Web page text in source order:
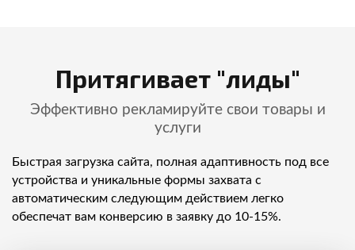
Притягивает "лиды"
Эффективно рекламируйте свои товары и
услуги
Быстрая загрузка сайта, полная адаптивность под все
устройства и уникальные формы захвата с
автоматическим следующим действием легко
обеспечат вам конверсию в заявку до 10-15%.